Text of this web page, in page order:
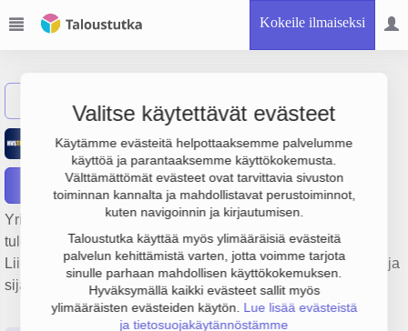
Kokeile ilmaiseksi
Valitse käytettävät evästeet
Käytämme evästeitä helpottaaksemme palvelumme
käyttöä ja parantaaksemme käyttökokemusta.
Välttämättömät evästeet ovat tarvittavia sivuston
toiminnan kannalta ja mahdollistavat perustoiminnot,
kuten navigoinnin ja kirjautumisen.
Taloustutka käyttää myös ylimääräisiä evästeitä
palvelun kehittämistä varten, jotta voimme tarjota
sinulle parhaan mahdollisen käyttökokemuksen.
Hyväksymällä kaikki evästeet sallit myös
ylimääräisten evästeiden käytön. Lue lisää evästeistä
ja tietosuojakäytännöstämme
Talin Tenniskeskus Oy
Raportit
Yrityksen Talin Tenniskeskus Oy liikevaihto on 3.8 milj. €,
tulos 381 000 € ja henkilöstömäärä 15. Sen päätoimiala on
Liikunta- ja urheiluseurojen toiminta, perustamisvuosi 1978 ja
sijainti Helsinki. Yrityksen yhtiömuoto Osakeyhtiö (OY).